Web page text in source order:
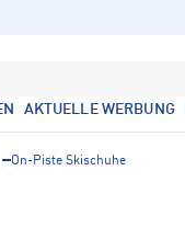
AKTUELLE WERBUNG
On-Piste Skischuhe